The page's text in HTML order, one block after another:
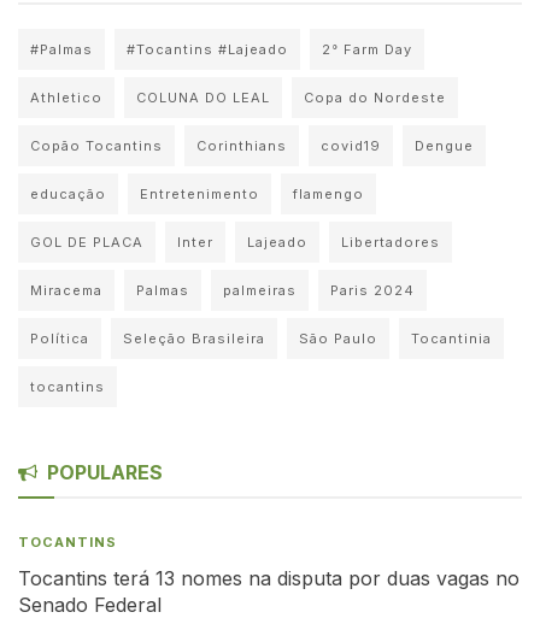
#Palmas #Tocantins #Lajeado 2° Farm Day
Athletico COLUNA DO LEAL Copa do Nordeste
Copão Tocantins Corinthians covid19 Dengue
educação Entretenimento flamengo
GOL DE PLACA Inter Lajeado Libertadores
Miracema Palmas palmeiras Paris 2024
Política Seleção Brasileira São Paulo Tocantinia
tocantins
POPULARES
TOCANTINS
Tocantins terá 13 nomes na disputa por duas vagas no
Senado Federal